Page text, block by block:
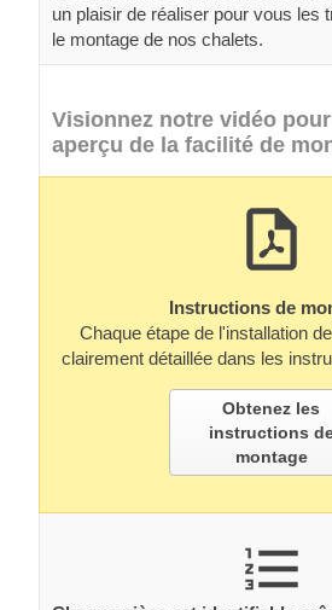
un plaisir de réaliser pour vous les
le montage de nos chalets.
Visionnez notre vidéo
aperçu de la facilité de
Instructions de
Chaque étape de l'installation
clairement détaillée dans les
Obtenez les
instructions
montage